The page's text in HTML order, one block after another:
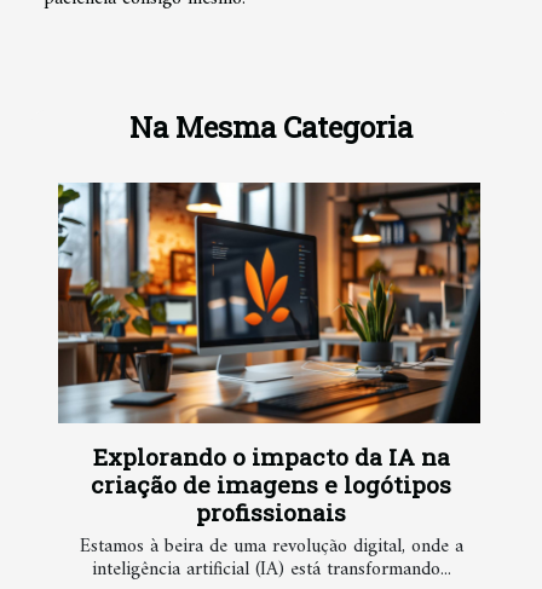
Na Mesma Categoria
Explorando o impacto da IA na
criação de imagens e logótipos
profissionais
Estamos à beira de uma revolução digital, onde a
inteligência artificial (IA) está transformando...